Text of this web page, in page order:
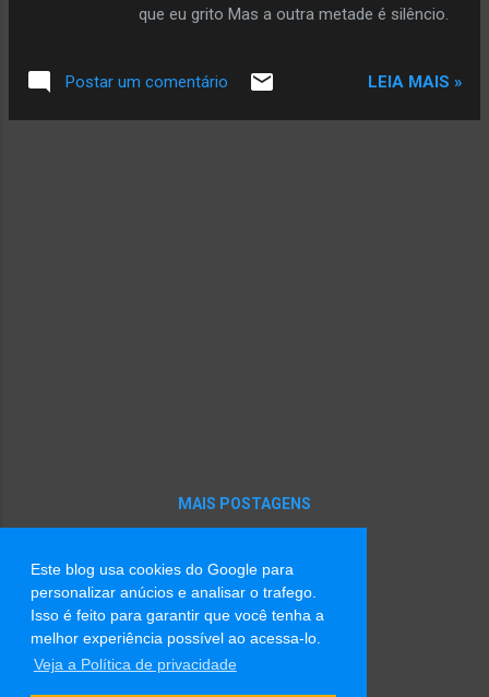
Este blog usa cookies do Google para
personalizar anúcios e analisar o trafego.
Isso é feito para garantir que você tenha a
melhor experiência possível ao acessa-lo.
Veja a Política de privacidade
que eu grito Mas a outra metade é silêncio.
Postar um comentário LEIA MAIS »
MAIS POSTAGENS
Tecnologia do Blogger
Imagens de tema por